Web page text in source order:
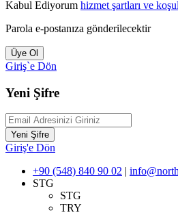
Kabul Ediyorum hizmet şartları ve
Parola e-postanıza gönderilecektir
Üye Ol
Giriş`e Dön
Yeni Şifre
Yeni Şifre
Giriş'e Dön
+90 (548) 840 90 02 |
STG
STG
TRY